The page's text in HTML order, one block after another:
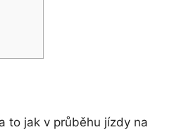
to jak v průběhu jízdy na